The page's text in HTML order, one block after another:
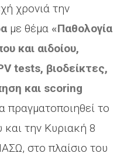
χρονιά την
με θέμα «Παθολογία
και αιδοίου,
tests, βιοδείκτες,
και scoring
πραγματοποιηθεί το
την Κυριακή 8
στο πλαίσιο του